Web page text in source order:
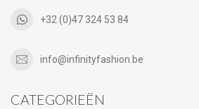
+32 (0)47 324 53 84
info@infinityfashion.be
CATEGORIEËN